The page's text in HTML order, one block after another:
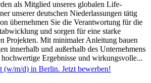
als Mitglied unseres globalen Life-
unserer deutschen Niederlassungen tätig
übernehmen Sie die Verantwortung für die
und sorgen für eine starke
Projekten. Mit minimaler Anleitung bauen
innerhalb und außerhalb des Unternehmens
Ergebnisse und wirkungsvolle...